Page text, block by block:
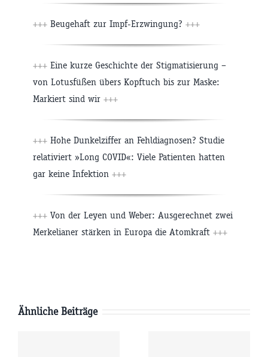
+++ Beugehaft zur Impf-Erzwingung? +++
+++ Eine kurze Geschichte der Stigmatisierung –
von Lotusfüßen übers Kopftuch bis zur Maske:
Markiert sind wir +++
+++ Hohe Dunkelziffer an Fehldiagnosen? Studie
relativiert »Long COVID«: Viele Patienten hatten
gar keine Infektion +++
+++ Von der Leyen und Weber: Ausgerechnet zwei
Merkelianer stärken in Europa die Atomkraft +++
Ähnliche Beiträge